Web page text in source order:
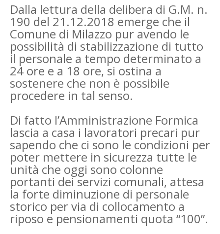
Dalla lettura della delibera di G.M. n.
190 del 21.12.2018 emerge che il
Comune di Milazzo pur avendo le
possibilità di stabilizzazione di tutto
il personale a tempo determinato a
24 ore e a 18 ore, si ostina a
sostenere che non è possibile
procedere in tal senso.
Di fatto l’Amministrazione Formica
lascia a casa i lavoratori precari pur
sapendo che ci sono le condizioni per
poter mettere in sicurezza tutte le
unità che oggi sono colonne
portanti dei servizi comunali, attesa
la forte diminuzione di personale
storico per via di collocamento a
riposo e pensionamenti quota “100”.